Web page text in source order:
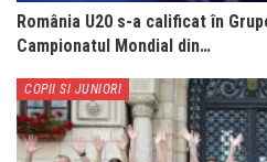
România U20 s-a calificat în
Campionatul Mondial din…
COPII SI JUNIORI